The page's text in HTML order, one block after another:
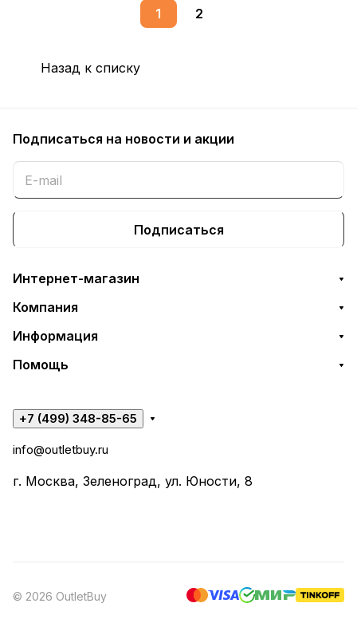
1 2
Назад к списку
Подписаться на новости и акции
Подписаться
Интернет-магазин
Компания
Информация
Помощь
+7 (499) 348-85-65
info@outletbuy.ru
г. Москва, Зеленоград, ул. Юности, 8
© 2026 OutletBuy